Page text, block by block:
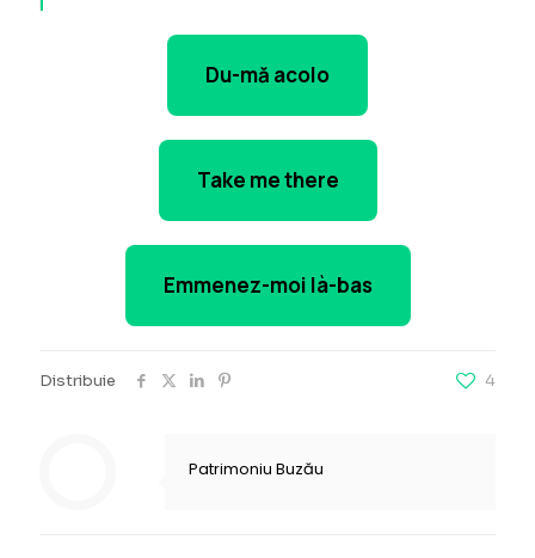
Du-mă acolo
Take me there
Emmenez-moi là-bas
Distribuie 4
Patrimoniu Buzău